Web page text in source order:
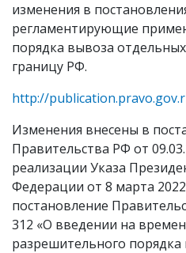
изменения в
регламентирующие
порядка вывоза
границу РФ.
http://
Изменения внесены в
Правительства РФ от
реализации Указа
Федерации от 8 марта
постановление
312 «О введении на
разрешительного